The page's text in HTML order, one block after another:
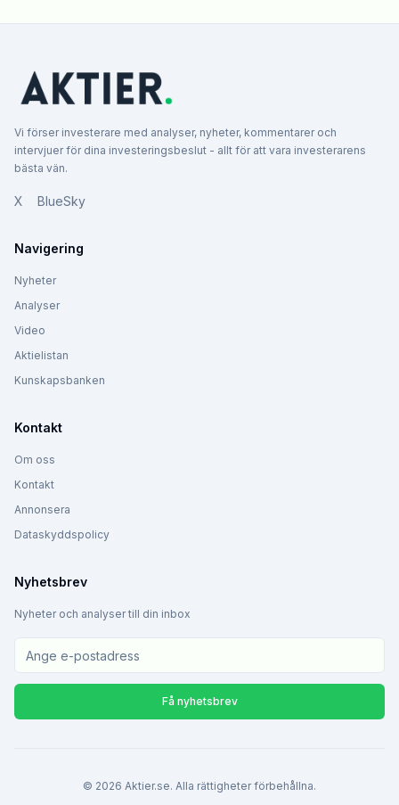
Vi förser investerare med analyser, nyheter, kommentarer och
intervjuer för dina investeringsbeslut - allt för att vara investerarens
bästa vän.
X BlueSky
Navigering
Nyheter
Analyser
Video
Aktielistan
Kunskapsbanken
Kontakt
Om oss
Kontakt
Annonsera
Dataskyddspolicy
Nyhetsbrev
Nyheter och analyser till din inbox
Få nyhetsbrev
© 2026 Aktier.se. Alla rättigheter förbehållna.